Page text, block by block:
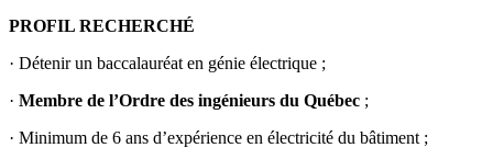
PROFIL RECHERCHÉ
· Détenir un baccalauréat en génie électrique ;
· Membre de l’Ordre des ingénieurs du Québec ;
· Minimum de 6 ans d’expérience en électricité du bâtiment ;